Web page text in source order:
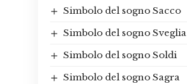
Simbolo del sogno Sacco
Simbolo del sogno Sveglia
Simbolo del sogno Soldi
Simbolo del sogno Sagra